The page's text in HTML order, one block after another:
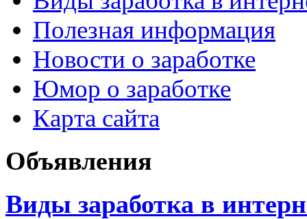
Полезная информация
Новости о заработке
Юмор о заработке
Карта сайта
Объявления
Виды заработка в